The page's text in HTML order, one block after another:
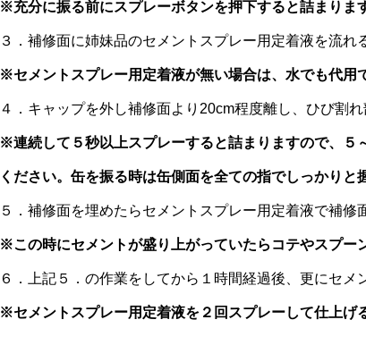
※充分に振る前にスプレーボタンを押下すると詰まりま
３．補修面に姉妹品のセメントスプレー用定着液を流れ
※セメントスプレー用定着液が無い場合は、水でも代用
４．キャップを外し補修面より20cm程度離し、ひび割れ
※連続して５秒以上スプレーすると詰まりますので、５
ください。缶を振る時は缶側面を全ての指でしっかりと
５．補修面を埋めたらセメントスプレー用定着液で補修
※この時にセメントが盛り上がっていたらコテやスプー
６．上記５．の作業をしてから１時間経過後、更にセメ
※セメントスプレー用定着液を２回スプレーして仕上げ